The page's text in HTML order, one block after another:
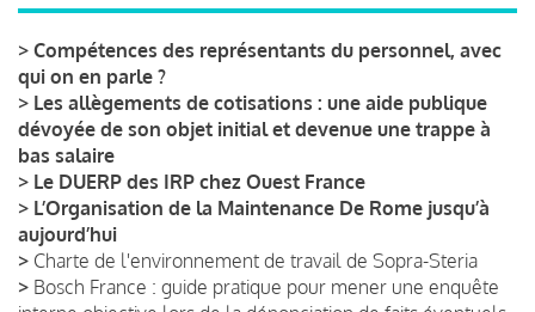
> Compétences des représentants du personnel, avec
qui on en parle ?
> Les allègements de cotisations : une aide publique
dévoyée de son objet initial et devenue une trappe à
bas salaire
> Le DUERP des IRP chez Ouest France
> L’Organisation de la Maintenance De Rome jusqu’à
aujourd’hui
> Charte de l'environnement de travail de Sopra-Steria
> Bosch France : guide pratique pour mener une enquête